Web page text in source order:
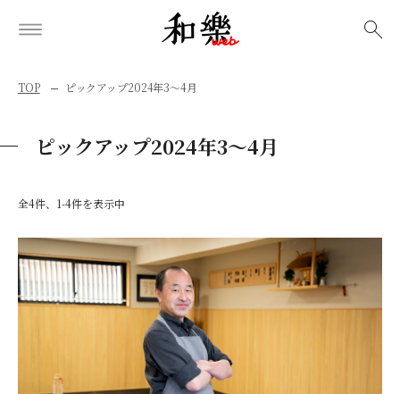
TOP ピックアップ2024年3～4月
ピックアップ2024年3～4月
全4件、1-4件を表示中